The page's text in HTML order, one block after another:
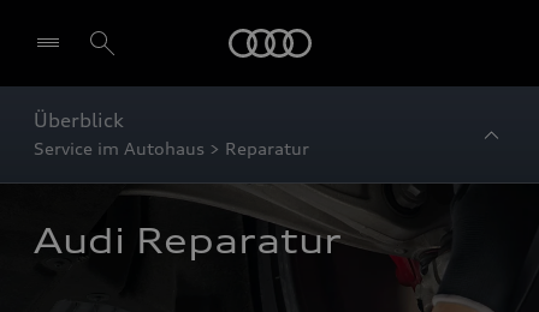
Überblick
Service im Autohaus > Reparatur
Audi Reparatur